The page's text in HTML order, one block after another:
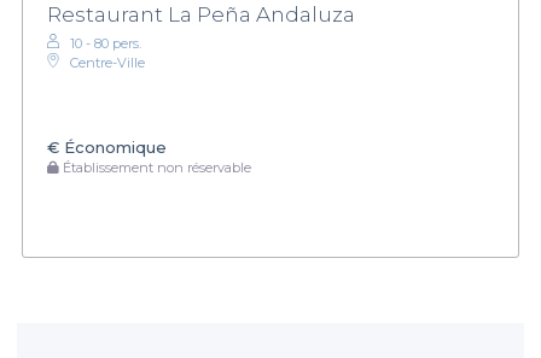
Restaurant La Peña Andaluza
10 - 80 pers.
Centre-Ville
€ Économique
Établissement non réservable